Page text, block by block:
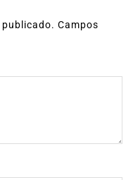
publicado. Campos